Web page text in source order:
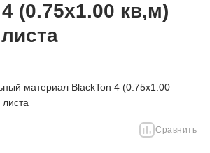
(0.75x1.00 кв,м)
Сравнить